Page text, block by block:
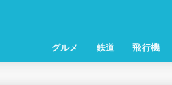
グルメ 鉄道 飛行機